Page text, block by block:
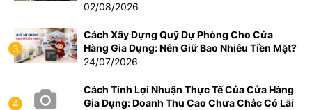
02/08/2026
3
Cách Xây Dựng Quỹ Dự Phòng Cho Cửa
Hàng Gia Dụng: Nên Giữ Bao Nhiêu Tiền Mặt?
24/07/2026
4
Cách Tính Lợi Nhuận Thực Tế Của Cửa Hàng
Gia Dụng: Doanh Thu Cao Chưa Chắc Có Lãi